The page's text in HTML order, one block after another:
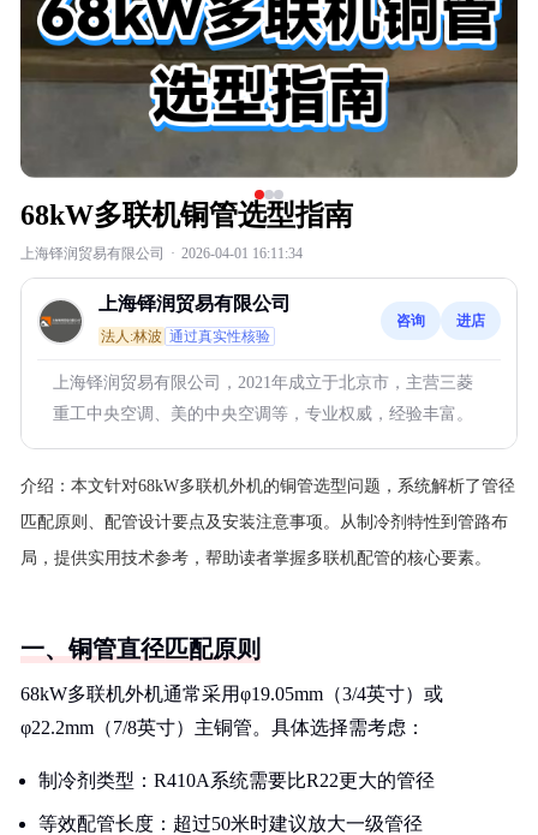
68kW多联机铜管选型指南
上海铎润贸易有限公司 · 2026-04-01 16:11:34
上海铎润贸易有限公司
法人:林波 通过真实性核验
咨询 进店
上海铎润贸易有限公司，2021年成立于北京市，主营三菱
重工中央空调、美的中央空调等，专业权威，经验丰富。
介绍： 本文针对68kW多联机外机的铜管选型问题，系统解析了管径
匹配原则、配管设计要点及安装注意事项。从制冷剂特性到管路布
局，提供实用技术参考，帮助读者掌握多联机配管的核心要素。
一、铜管直径匹配原则
68kW多联机外机通常采用φ19.05mm（3/4英寸）或
φ22.2mm（7/8英寸）主铜管。具体选择需考虑：
制冷剂类型：R410A系统需要比R22更大的管径
等效配管长度：超过50米时建议放大一级管径